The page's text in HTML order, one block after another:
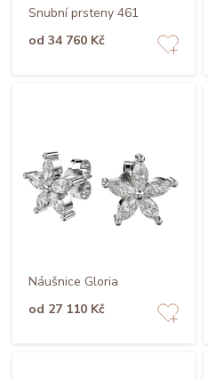
Snubní prsteny 461
od 34 760 Kč
Náušnice Gloria
od 27 110 Kč